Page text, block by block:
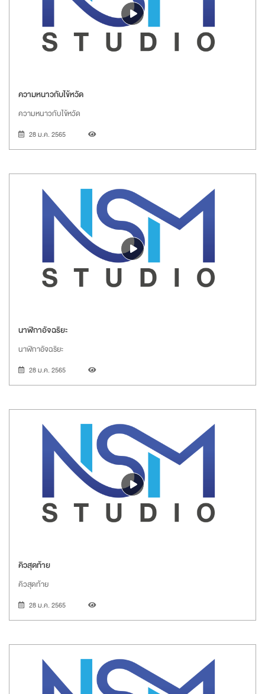
ความหนาวกับไข้หวัด
ความหนาวกับไข้หวัด
28 ม.ค. 2565
นาฬิกาอัจฉริยะ
นาฬิกาอัจฉริยะ
28 ม.ค. 2565
คิวสุดท้าย
คิวสุดท้าย
28 ม.ค. 2565